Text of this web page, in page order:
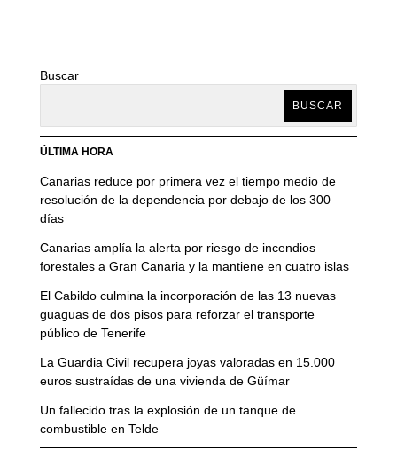
Buscar
BUSCAR
ÚLTIMA HORA
Canarias reduce por primera vez el tiempo medio de
resolución de la dependencia por debajo de los 300
días
Canarias amplía la alerta por riesgo de incendios
forestales a Gran Canaria y la mantiene en cuatro islas
El Cabildo culmina la incorporación de las 13 nuevas
guaguas de dos pisos para reforzar el transporte
público de Tenerife
La Guardia Civil recupera joyas valoradas en 15.000
euros sustraídas de una vivienda de Güímar
Un fallecido tras la explosión de un tanque de
combustible en Telde